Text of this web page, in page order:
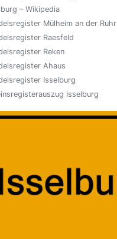
– Wikipedia
Mülheim an der Ruhr
Raesfeld
Reken
Ahaus
Isselburg
Isselburg